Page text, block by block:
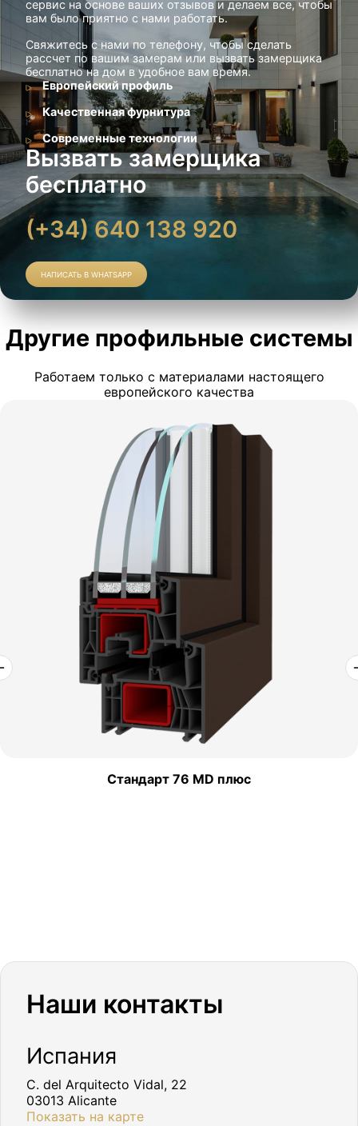
сервис на основе ваших отзывов и делаем все, чтобы
вам было приятно с нами работать.
Свяжитесь с нами по телефону, чтобы сделать
рассчет по вашим замерам или вызвать замерщика
бесплатно на дом в удобное вам время.
Вызвать замерщика
бесплатно
(+34) 640 138 920
НАПИСАТЬ В WHATSAPP
Европейский профиль
Качественная фурнитура
Современные технологии
Другие профильные системы
Работаем только с материалами настоящего
европейского качества
Стандарт 76 MD плюс
Наши контакты
Испания
C. del Arquitecto Vidal, 22
03013 Alicante
Показать на карте